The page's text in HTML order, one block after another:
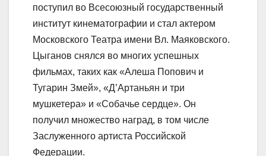
поступил во Всесоюзный государственный
институт кинематографии и стал актером
Московского Театра имени Вл. Маяковского.
Цыганов снялся во многих успешных
фильмах, таких как «Алеша Попович и
Тугарин Змей», «Д’Артаньян и три
мушкетера» и «Собачье сердце». Он
получил множество наград, в том числе
Заслуженного артиста Российской
Федерации.